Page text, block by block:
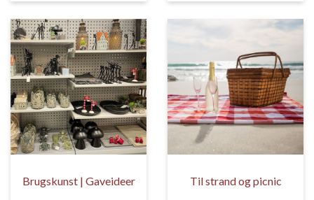
Brugskunst | Gaveideer Til strand og picnic